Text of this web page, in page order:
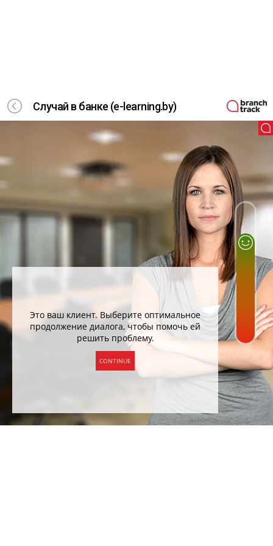
Случай в банке (e-learning.by)
Это ваш клиент. Выберите оптимальное
продолжение диалога, чтобы помочь ей
решить проблему.
CONTINUE